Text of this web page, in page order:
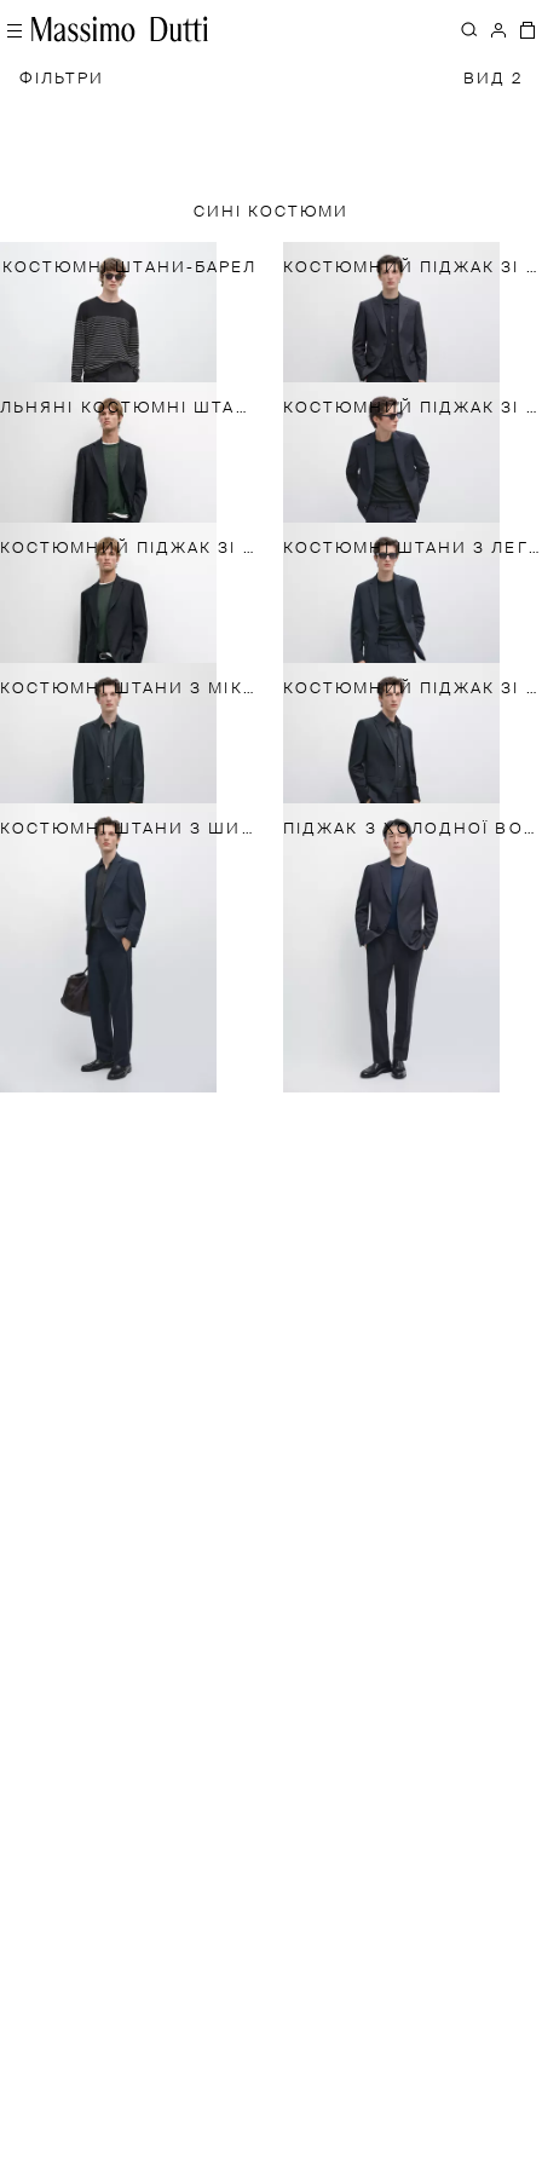
ФІЛЬТРИ ВИД 2
СИНІ КОСТЮМИ
КОСТЮМНІ ШТАНИ-БАРЕЛ КОСТЮМНИЙ ПІДЖАК ЗІ 100%-Ї ХОЛОДНОЇ ВОВНИ
ЛЬНЯНІ КОСТЮМНІ ШТАНИ КОСТЮМНИЙ ПІДЖАК ЗІ 100%-Ї ПРОХОЛОДНОЇ НА ДОТИК ВОВНИ
КОСТЮМНИЙ ПІДЖАК ЗІ 100%-ГО ЛЬОНУ КОСТЮМНІ ШТАНИ З ЛЕГКОЇ ВОВНИ
КОСТЮМНІ ШТАНИ З МІКРОТЕКСТУРОЮ З ЛЕГКОЇ ВОВНИ КОСТЮМНИЙ ПІДЖАК ЗІ 100% ОХОЛОДЖЕНОЇ ВОВНИ МІКРОСТРУКТУРИ
КОСТЮМНІ ШТАНИ З ШИРОКИМИ ШТАНИНАМИ З ЛЕГКОЇ ВОВНИ ПІДЖАК З ХОЛОДНОЇ ВОВНИ